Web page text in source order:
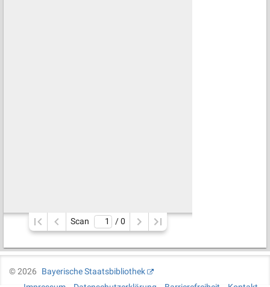
Scan / 0
©2026
Bayerische Staatsbibliothek